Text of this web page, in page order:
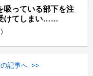
吸っている部下を注
けてしまい……
)
記事へ >>